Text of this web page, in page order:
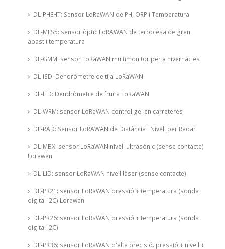
DL-PHEHT: Sensor LoRaWAN de PH, ORP i Temperatura
DL-MES5: sensor òptic LoRAWAN de terbolesa de gran
abast i temperatura
DL-GMM: sensor LoRaWAN multimonitor per a hivernacles
DL-ISD: Dendròmetre de tija LoRaWAN
DL-IFD: Dendròmetre de fruita LoRaWAN
DL-WRM: sensor LoRaWAN control gel en carreteres
DL-RAD: Sensor LoRAWAN de Distància i Nivell per Radar
DL-MBX: sensor LoRaWAN nivell ultrasónic (sense contacte)
Lorawan
DL-LID: sensor LoRaWAN nivell làser (sense contacte)
DL-PR21: sensor LoRaWAN pressió + temperatura (sonda
digital I2C) Lorawan
DL-PR26: sensor LoRaWAN pressió + temperatura (sonda
digital I2C)
DL-PR36: sensor LoRaWAN d'alta precisió. pressió + nivell +